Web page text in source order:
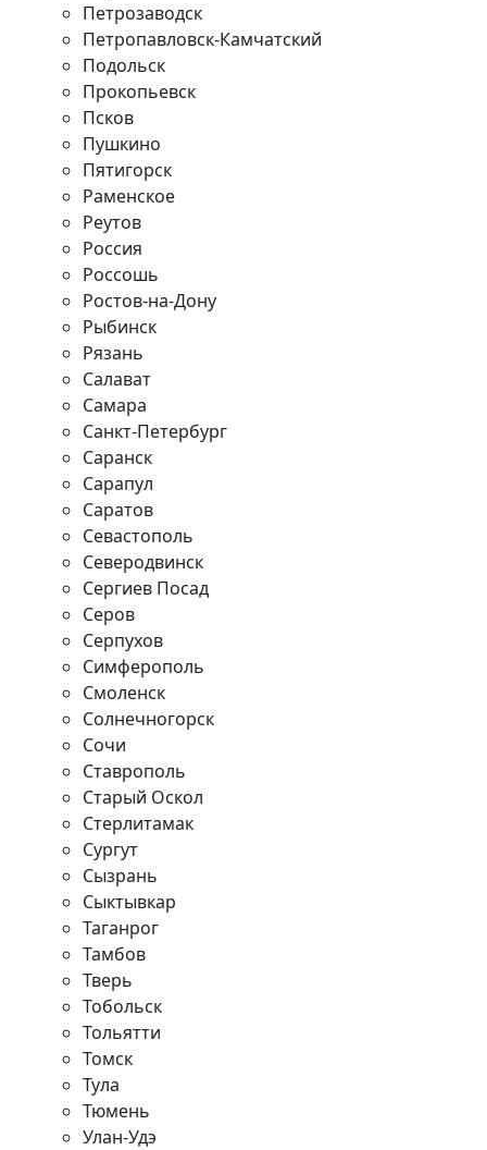
Петрозаводск
Петропавловск-Камчатский
Подольск
Прокопьевск
Псков
Пушкино
Пятигорск
Раменское
Реутов
Россия
Россошь
Ростов-на-Дону
Рыбинск
Рязань
Салават
Самара
Санкт-Петербург
Саранск
Сарапул
Саратов
Севастополь
Северодвинск
Сергиев Посад
Серов
Серпухов
Симферополь
Смоленск
Солнечногорск
Сочи
Ставрополь
Старый Оскол
Стерлитамак
Сургут
Сызрань
Сыктывкар
Таганрог
Тамбов
Тверь
Тобольск
Тольятти
Томск
Тула
Тюмень
Улан-Удэ